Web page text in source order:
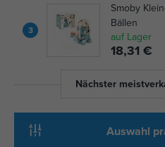
3
Smoby
Bällen
auf Lager
18,31 €
Nächster
Auswahl